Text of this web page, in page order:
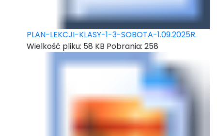
PLAN-LEKCJI-KLASY-1-3-SOBOTA-1.09.2025R.
Wielkość pliku: 58 KB Pobrania: 258